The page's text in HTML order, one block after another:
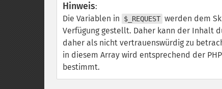
Hinweis:
Die Variablen in
$_REQUEST werden dem
Verfügung gestellt. Daher kann der Inhalt
daher als nicht vertrauenswürdig zu
in diesem Array wird entsprechend der
bestimmt.